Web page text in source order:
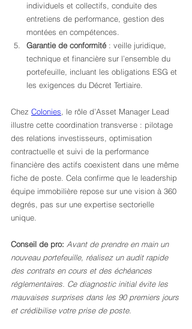
individuels et collectifs, conduite des
entretiens de performance, gestion des
montées en compétences.
Garantie de conformité : veille juridique,
technique et financière sur l’ensemble du
portefeuille, incluant les obligations ESG et
les exigences du Décret Tertiaire.
Chez Colonies , le rôle d’Asset Manager Lead
illustre cette coordination transverse : pilotage
des relations investisseurs, optimisation
contractuelle et suivi de la performance
financière des actifs coexistent dans une même
fiche de poste. Cela confirme que le leadership
équipe immobilière repose sur une vision à 360
degrés, pas sur une expertise sectorielle
unique.
Conseil de pro: Avant de prendre en main un
nouveau portefeuille, réalisez un audit rapide
des contrats en cours et des échéances
réglementaires. Ce diagnostic initial évite les
mauvaises surprises dans les 90 premiers jours
et crédibilise votre prise de poste.